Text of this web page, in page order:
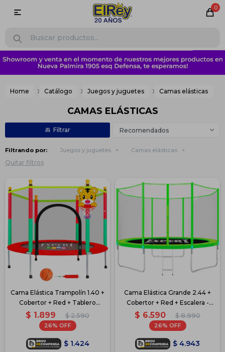
0

Home Catálogo Juegos y juguetes Camas elásticas
CAMAS ELÁSTICAS
Recomendados
Filtrando por: Juegos y juguetes Camas elásticas
Quitar filtros
Cama Elástica Trampolín 1.40 +
Cobertor + Red + Tablero
Basket + Pelota + Inflador -
Rojo
$ 1.899 $ 2.590
26
$ 1.424
Cama Elástica Grande 2.44 +
Cobertor + Red + Escalera -
Verde
$ 6.590 $ 8.990
26
$ 4.943